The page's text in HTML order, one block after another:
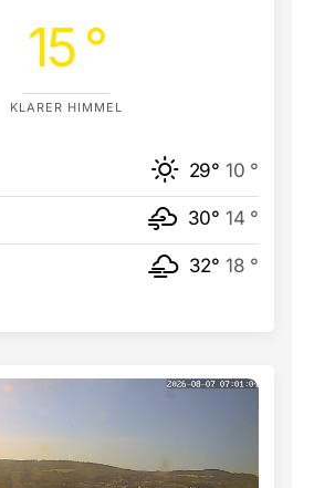
15 °
KLARER HIMMEL
29° 10 °
30° 14 °
32° 18 °